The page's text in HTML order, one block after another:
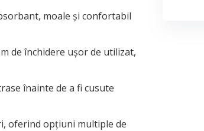
moale și confortabil
de închidere ușor de utilizat,
înainte de a fi cusute
oferind opțiuni multiple de